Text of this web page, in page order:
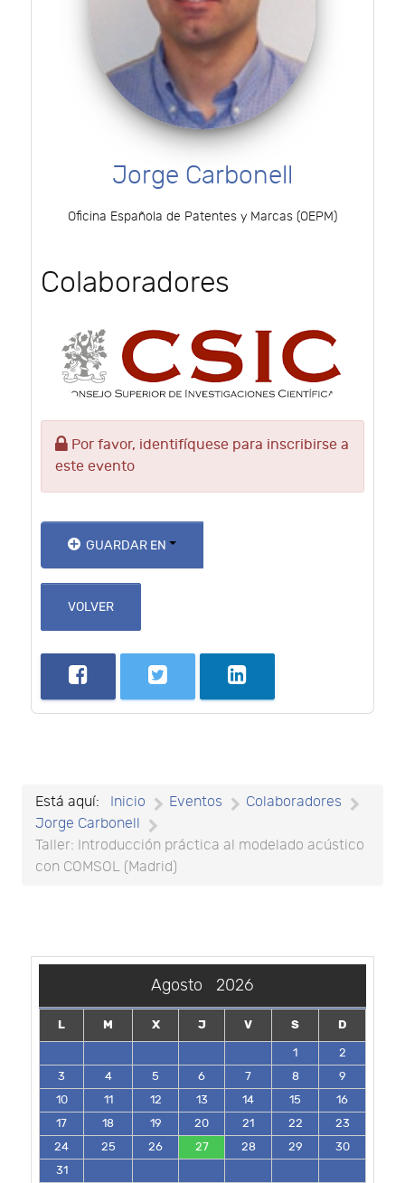
Jorge Carbonell
Oficina Española de Patentes y Marcas (OEPM)
Colaboradores
Por favor, identifíquese para inscribirse a
este evento
GUARDAR EN
VOLVER
Está aquí: Inicio Eventos
Colaboradores
Jorge Carbonell
Taller: Introducción práctica al modelado acústico
con COMSOL (Madrid)
Agosto 2026
L M X J V S
D
1
2
3
4 5 6 7 8
9
10
11 12 13 14 15
16
17
18 19 20 21 22
23
24
25 26 27 28 29
30
31